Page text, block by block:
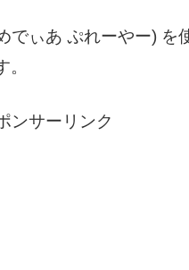
ぃあ ぷれーやー) を
ンサーリンク